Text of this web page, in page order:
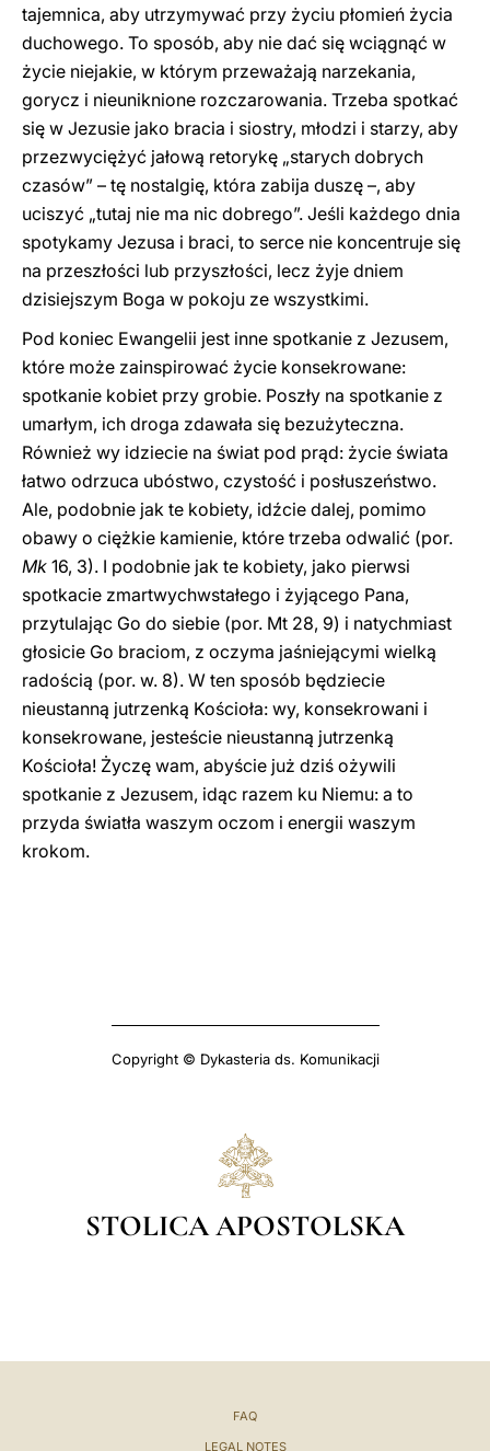
tajemnica, aby utrzymywać przy życiu płomień życia
duchowego. To sposób, aby nie dać się wciągnąć w
życie niejakie, w którym przeważają narzekania,
gorycz i nieuniknione rozczarowania. Trzeba spotkać
się w Jezusie jako bracia i siostry, młodzi i starzy, aby
przezwyciężyć jałową retorykę „starych dobrych
czasów” – tę nostalgię, która zabija duszę –, aby
uciszyć „tutaj nie ma nic dobrego”. Jeśli każdego dnia
spotykamy Jezusa i braci, to serce nie koncentruje się
na przeszłości lub przyszłości, lecz żyje dniem
dzisiejszym Boga w pokoju ze wszystkimi.
Pod koniec Ewangelii jest inne spotkanie z Jezusem,
które może zainspirować życie konsekrowane:
spotkanie kobiet przy grobie. Poszły na spotkanie z
umarłym, ich droga zdawała się bezużyteczna.
Również wy idziecie na świat pod prąd: życie świata
łatwo odrzuca ubóstwo, czystość i posłuszeństwo.
Ale, podobnie jak te kobiety, idźcie dalej, pomimo
obawy o ciężkie kamienie, które trzeba odwalić (por.
Mk 16, 3). I podobnie jak te kobiety, jako pierwsi
spotkacie zmartwychwstałego i żyjącego Pana,
przytulając Go do siebie (por. Mt 28, 9) i natychmiast
głosicie Go braciom, z oczyma jaśniejącymi wielką
radością (por. w. 8). W ten sposób będziecie
nieustanną jutrzenką Kościoła: wy, konsekrowani i
konsekrowane, jesteście nieustanną jutrzenką
Kościoła! Życzę wam, abyście już dziś ożywili
spotkanie z Jezusem, idąc razem ku Niemu: a to
przyda światła waszym oczom i energii waszym
krokom.
Copyright © Dykasteria ds. Komunikacji
STOLICA APOSTOLSKA
FAQ
LEGAL NOTES